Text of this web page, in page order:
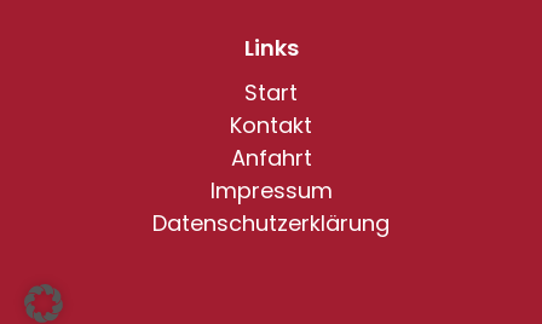
Links
Start
Kontakt
Anfahrt
Impressum
Datenschutzerklärung